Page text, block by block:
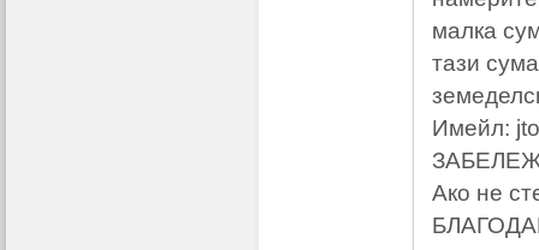
малка
тази
Имейл:
Ако не